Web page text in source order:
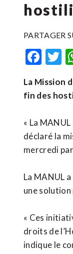
PARTAGER
La Mission
fin des
« La
déclaré la
mercredi
La MANUL
une solution
« Ces
droits de
indique le